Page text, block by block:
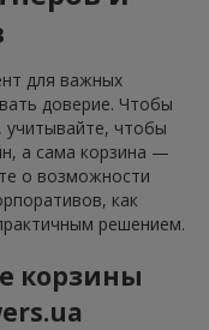
для важных
доверие. Чтобы
учитывайте, чтобы
а сама корзина —
о возможности
как
решением.
корзины